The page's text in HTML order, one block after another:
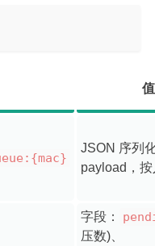
JSON 序列
payload，
字段：
压数)、